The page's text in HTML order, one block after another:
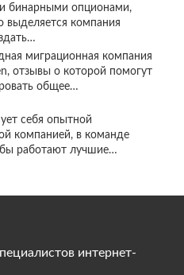
бинарными опционами,
выделяется компания
миграционная компания
отзывы о которой помогут
общее…
себя опытной
компанией, в команде
работают лучшие…
интернет-